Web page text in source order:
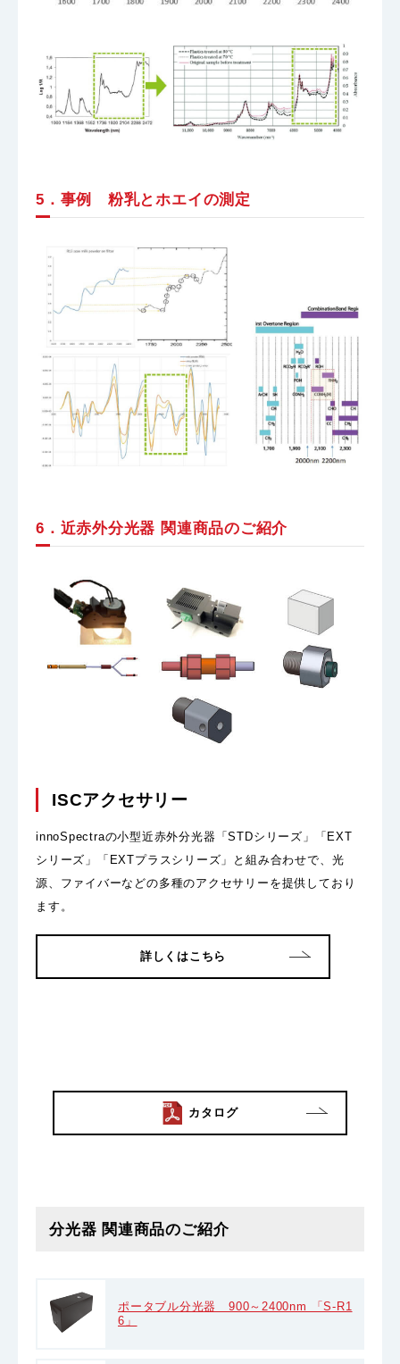
5．事例 粉乳とホエイの測定
6．近赤外分光器 関連商品のご紹介
ISCアクセサリー
innoSpectraの小型近赤外分光器「STDシリーズ」「EXT
シリーズ」「EXTプラスシリーズ」と組み合わせで、光
源、ファイバーなどの多種のアクセサリーを提供しており
ます。
詳しくはこちら
カタログ
分光器 関連商品のご紹介
ポータブル分光器 900～2400nm 「S-R1
6」